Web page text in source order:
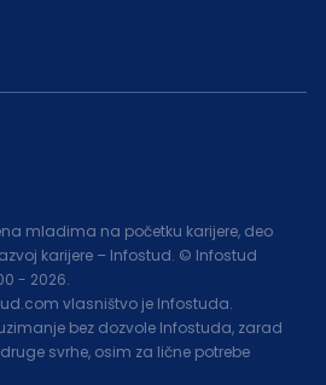
mladima na početku karijere, deo
karijere – Infostud. © Infostud
- 2026.
vlasništvo je Infostuda.
bez dozvole Infostuda, zarad
svrhe, osim za lične potrebe